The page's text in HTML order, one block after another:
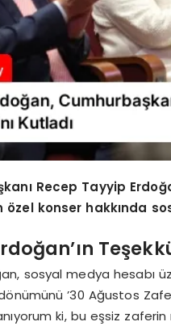
Recep Tayyip
özel konser hakkında
sosyal medya hesabı
dönümünü ’30 Ağustos
ki, bu eşsiz